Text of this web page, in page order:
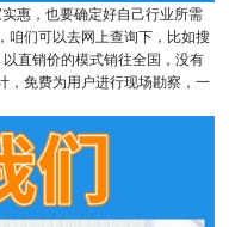
惠，也要确定好自己行业所需
咱们可以去网上查询下，比如搜
直销价的模式销往全国，没有
，免费为用户进行现场勘察，一